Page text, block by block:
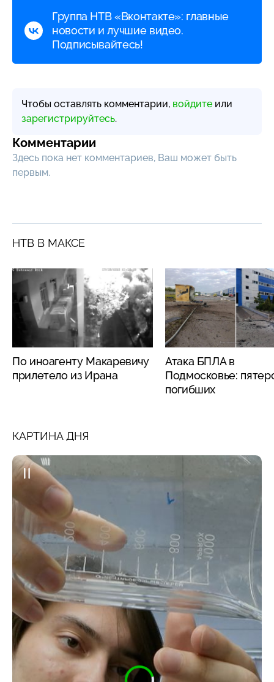
Группа НТВ «Вконтакте»: главные
новости и лучшие видео.
Подписывайтесь!
Чтобы оставлять комментарии, войдите или
зарегистрируйтесь.
Комментарии
Здесь пока нет комментариев, Ваш может быть
первым.
НТВ В МАКСЕ
По иноагенту Макаревичу
прилетело из Ирана
Атака БПЛА в
Подмосковье:
погибших
КАРТИНА ДНЯ